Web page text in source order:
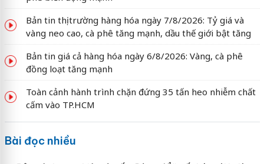
Bản tin thị trường hàng hóa ngày 7/8/2026: Tỷ giá và
vàng neo cao, cà phê tăng mạnh, dầu thế giới bật tăng
Bản tin giá cả hàng hóa ngày 6/8/2026: Vàng, cà phê
đồng loạt tăng mạnh
Toàn cảnh hành trình chặn đứng 35 tấn heo nhiễm chất
cấm vào TP.HCM
Bài đọc nhiều